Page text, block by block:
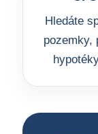
Hledáte
pozemky,